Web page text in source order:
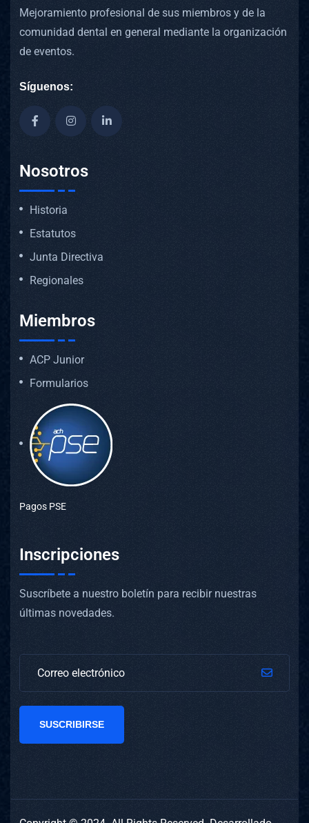
Mejoramiento profesional de sus miembros y de la
comunidad dental en general mediante la organización
de eventos.
Síguenos:
Nosotros
Historia
Estatutos
Junta Directiva
Regionales
Miembros
ACP Junior
Formularios
Pagos PSE
Inscripciones
Suscríbete a nuestro boletín para recibir nuestras
últimas novedades.
SUSCRIBIRSE